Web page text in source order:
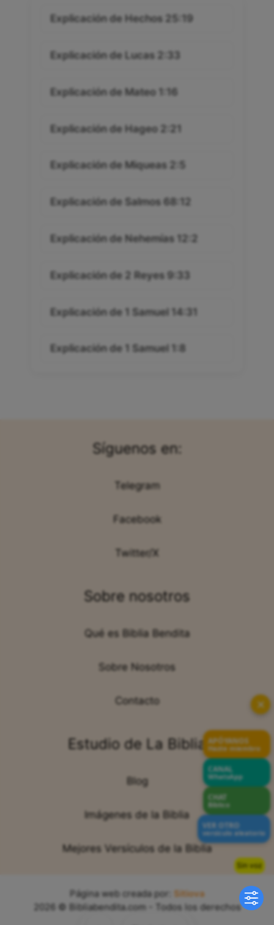
Sin voz
Explicación de Hechos 25:19
Explicación de Lucas 2:33
Explicación de Mateo 1:16
Explicación de Hageo 2:21
Explicación de Miqueas 2:5
Explicación de Salmos 68:12
Explicación de Nehemías 12:2
Explicación de 2 Reyes 9:33
Explicación de 1 Samuel 14:31
Explicación de 1 Samuel 1:8
Síguenos en:
Telegram
Facebook
Twitter/X
Sobre nosotros
Qué es Biblia Bendita
Sobre Nosotros
Contacto
Estudio de La Biblia
Blog
Imágenes de la Biblia
Mejores Versículos de la Biblia
Página web creada por:
Sitiova
2026 © Bibliabendita.com - Todos los derechos
✕
APÓYANOS
Hazte miembro
CANAL
WhatsApp
CHAT
Bíblico
VER OTRO
versículo aleatorio